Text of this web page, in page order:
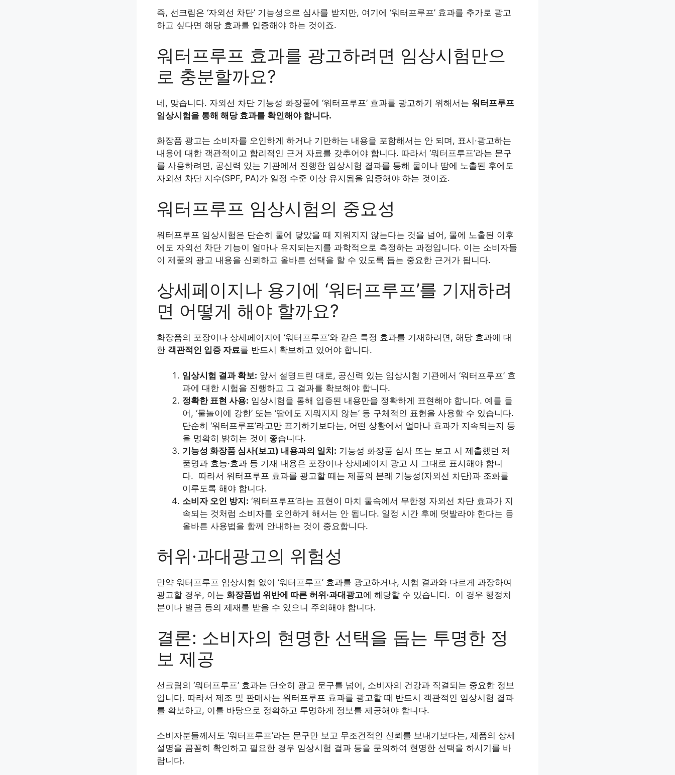
즉, 선크림은 ‘자외선 차단’ 기능성으로 심사를 받지만, 여기에 ‘워터프루프’ 효과를 추가로 광고
하고 싶다면 해당 효과를 입증해야 하는 것이죠.
워터프루프 효과를 광고하려면 임상시험만으
로 충분할까요?
네, 맞습니다. 자외선 차단 기능성 화장품에 ‘워터프루프’ 효과를 광고하기 위해서는 워터프루프
임상시험을 통해 해당 효과를 확인해야 합니다.
화장품 광고는 소비자를 오인하게 하거나 기만하는 내용을 포함해서는 안 되며, 표시·광고하는
내용에 대한 객관적이고 합리적인 근거 자료를 갖추어야 합니다. 따라서 ‘워터프루프’라는 문구
를 사용하려면, 공신력 있는 기관에서 진행한 임상시험 결과를 통해 물이나 땀에 노출된 후에도
자외선 차단 지수(SPF, PA)가 일정 수준 이상 유지됨을 입증해야 하는 것이죠.
워터프루프 임상시험의 중요성
워터프루프 임상시험은 단순히 물에 닿았을 때 지워지지 않는다는 것을 넘어, 물에 노출된 이후
에도 자외선 차단 기능이 얼마나 유지되는지를 과학적으로 측정하는 과정입니다. 이는 소비자들
이 제품의 광고 내용을 신뢰하고 올바른 선택을 할 수 있도록 돕는 중요한 근거가 됩니다.
상세페이지나 용기에 ‘워터프루프’를 기재하려
면 어떻게 해야 할까요?
화장품의 포장이나 상세페이지에 ‘워터프루프’와 같은 특정 효과를 기재하려면, 해당 효과에 대
한 객관적인 입증 자료를 반드시 확보하고 있어야 합니다.
임상시험 결과 확보: 앞서 설명드린 대로, 공신력 있는 임상시험 기관에서 ‘워터프루프’ 효
과에 대한 시험을 진행하고 그 결과를 확보해야 합니다.
정확한 표현 사용: 임상시험을 통해 입증된 내용만을 정확하게 표현해야 합니다. 예를 들
어, ‘물놀이에 강한’ 또는 ‘땀에도 지워지지 않는’ 등 구체적인 표현을 사용할 수 있습니다.
단순히 ‘워터프루프’라고만 표기하기보다는, 어떤 상황에서 얼마나 효과가 지속되는지 등
을 명확히 밝히는 것이 좋습니다.
기능성 화장품 심사(보고) 내용과의 일치: 기능성 화장품 심사 또는 보고 시 제출했던 제
품명과 효능·효과 등 기재 내용은 포장이나 상세페이지 광고 시 그대로 표시해야 합니
다. 따라서 워터프루프 효과를 광고할 때는 제품의 본래 기능성(자외선 차단)과 조화를
이루도록 해야 합니다.
소비자 오인 방지: ‘워터프루프’라는 표현이 마치 물속에서 무한정 자외선 차단 효과가 지
속되는 것처럼 소비자를 오인하게 해서는 안 됩니다. 일정 시간 후에 덧발라야 한다는 등
올바른 사용법을 함께 안내하는 것이 중요합니다.
허위·과대광고의 위험성
만약 워터프루프 임상시험 없이 ‘워터프루프’ 효과를 광고하거나, 시험 결과와 다르게 과장하여
광고할 경우, 이는 화장품법 위반에 따른 허위·과대광고에 해당할 수 있습니다. 이 경우 행정처
분이나 벌금 등의 제재를 받을 수 있으니 주의해야 합니다.
결론: 소비자의 현명한 선택을 돕는 투명한 정
보 제공
선크림의 ‘워터프루프’ 효과는 단순히 광고 문구를 넘어, 소비자의 건강과 직결되는 중요한 정보
입니다. 따라서 제조 및 판매사는 워터프루프 효과를 광고할 때 반드시 객관적인 임상시험 결과
를 확보하고, 이를 바탕으로 정확하고 투명하게 정보를 제공해야 합니다.
소비자분들께서도 ‘워터프루프’라는 문구만 보고 무조건적인 신뢰를 보내기보다는, 제품의 상세
설명을 꼼꼼히 확인하고 필요한 경우 임상시험 결과 등을 문의하여 현명한 선택을 하시기를 바
랍니다.